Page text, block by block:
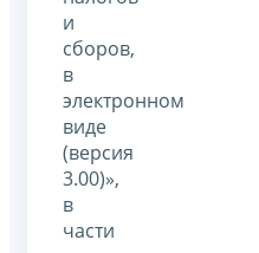
и
сборов,
в
электронном
виде
(версия
3.00)»,
в
части